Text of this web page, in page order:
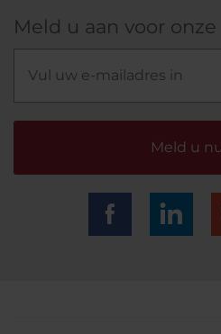
Meld u aan voor
Meld u